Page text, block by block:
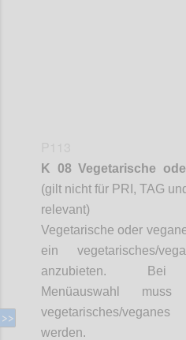
K 08 Vegetarische
(gilt nicht für PRI, TAG
relevant)
Vegetarische oder
ein vegetarisches/
anzubieten. Bei
Menüauswahl
vegetarisches/
werden.